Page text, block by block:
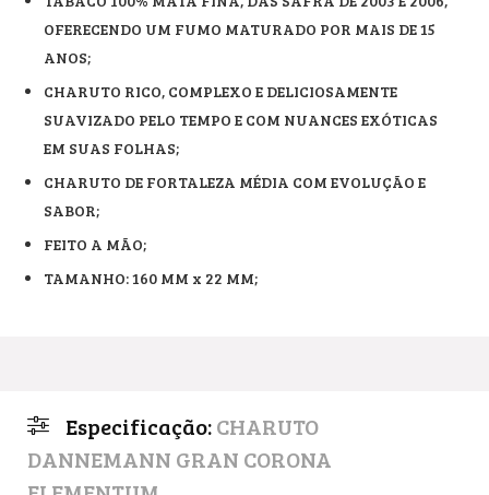
OFERECENDO UM FUMO MATURADO POR MAIS DE 15
ANOS;
CHARUTO RICO, COMPLEXO E DELICIOSAMENTE
SUAVIZADO PELO TEMPO E COM NUANCES EXÓTICAS
EM SUAS FOLHAS;
CHARUTO DE FORTALEZA MÉDIA COM EVOLUÇÃO E
SABOR;
FEITO A MÃO;
TAMANHO: 160 MM x 22 MM;
Especificação:CHARUTO
DANNEMANN GRAN CORONA